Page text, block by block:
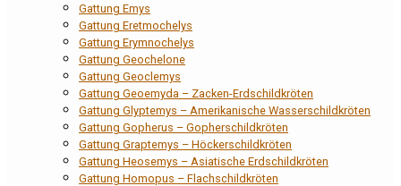
Gattung Emys
Gattung Eretmochelys
Gattung Erymnochelys
Gattung Geochelone
Gattung Geoclemys
Gattung Geoemyda – Zacken-Erdschildkröten
Gattung Glyptemys – Amerikanische Wasserschildkröten
Gattung Gopherus – Gopherschildkröten
Gattung Graptemys – Höckerschildkröten
Gattung Heosemys – Asiatische Erdschildkröten
Gattung Homopus – Flachschildkröten